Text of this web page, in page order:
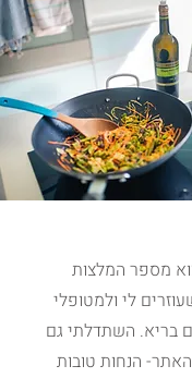
מספר המלצות
לי ולמטופלי
בריא. השתדלתי גם
הנחות טובות